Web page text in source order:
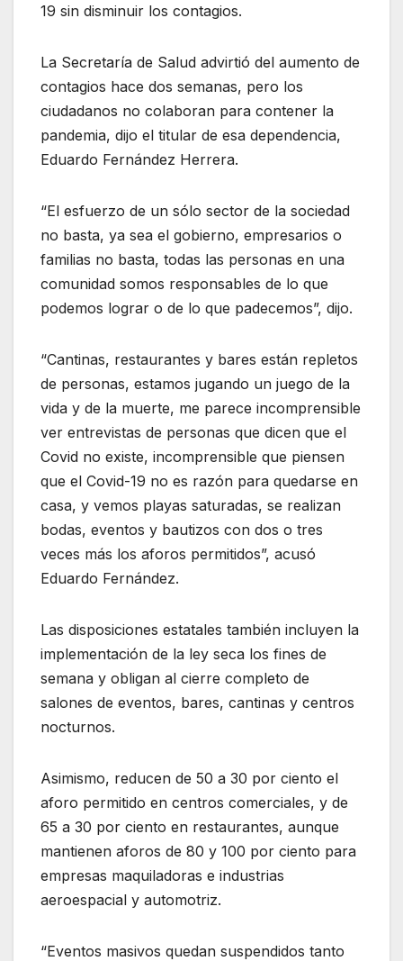
19 sin disminuir los contagios.
La Secretaría de Salud advirtió del aumento de
contagios hace dos semanas, pero los
ciudadanos no colaboran para contener la
pandemia, dijo el titular de esa dependencia,
Eduardo Fernández Herrera.
“El esfuerzo de un sólo sector de la sociedad
no basta, ya sea el gobierno, empresarios o
familias no basta, todas las personas en una
comunidad somos responsables de lo que
podemos lograr o de lo que padecemos”, dijo.
“Cantinas, restaurantes y bares están repletos
de personas, estamos jugando un juego de la
vida y de la muerte, me parece incomprensible
ver entrevistas de personas que dicen que el
Covid no existe, incomprensible que piensen
que el Covid-19 no es razón para quedarse en
casa, y vemos playas saturadas, se realizan
bodas, eventos y bautizos con dos o tres
veces más los aforos permitidos”, acusó
Eduardo Fernández.
Las disposiciones estatales también incluyen la
implementación de la ley seca los fines de
semana y obligan al cierre completo de
salones de eventos, bares, cantinas y centros
nocturnos.
Asimismo, reducen de 50 a 30 por ciento el
aforo permitido en centros comerciales, y de
65 a 30 por ciento en restaurantes, aunque
mantienen aforos de 80 y 100 por ciento para
empresas maquiladoras e industrias
aeroespacial y automotriz.
“Eventos masivos quedan suspendidos tanto